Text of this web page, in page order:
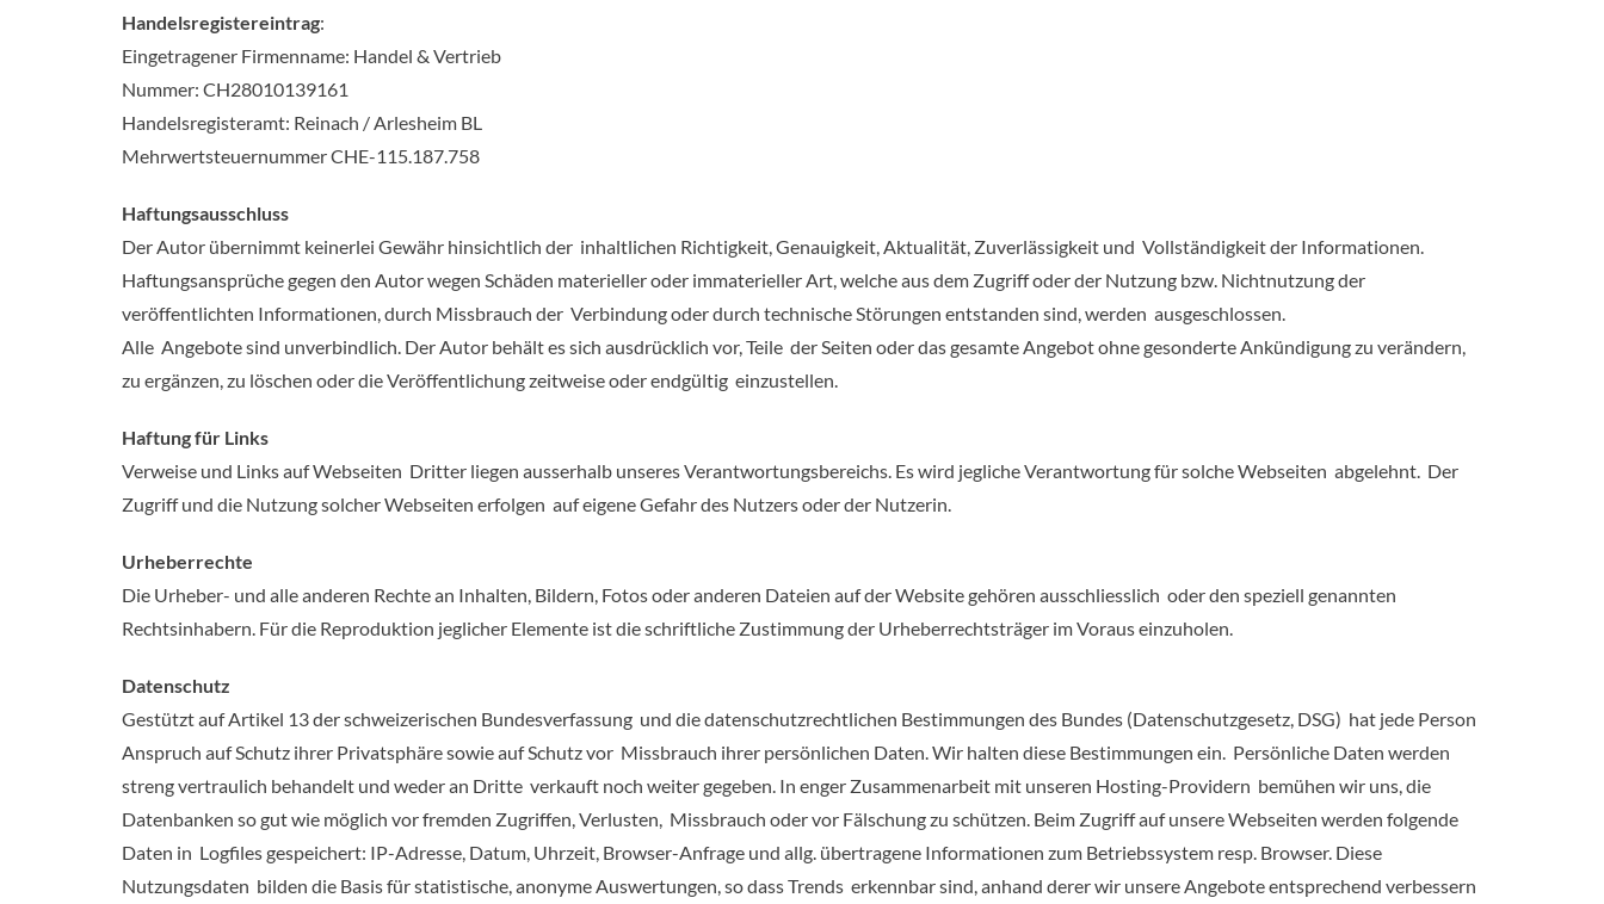
Handelsregistereintrag:
Eingetragener Firmenname: Handel & Vertrieb
Nummer: CH28010139161
Handelsregisteramt: Reinach / Arlesheim BL
Mehrwertsteuernummer CHE-115.187.758
Haftungsausschluss
Der Autor übernimmt keinerlei Gewähr hinsichtlich der inhaltlichen Richtigkeit, Genauigkeit, Aktualität, Zuverlässigkeit und Vollständigkeit der Informationen.
Haftungsansprüche gegen den Autor wegen Schäden materieller oder immaterieller Art, welche aus dem Zugriff oder der Nutzung bzw. Nichtnutzung der
veröffentlichten Informationen, durch Missbrauch der Verbindung oder durch technische Störungen entstanden sind, werden ausgeschlossen.
Alle Angebote sind unverbindlich. Der Autor behält es sich ausdrücklich vor, Teile der Seiten oder das gesamte Angebot ohne gesonderte Ankündigung zu verändern,
zu ergänzen, zu löschen oder die Veröffentlichung zeitweise oder endgültig einzustellen.
Haftung für Links
Verweise und Links auf Webseiten Dritter liegen ausserhalb unseres Verantwortungsbereichs. Es wird jegliche Verantwortung für solche Webseiten abgelehnt. Der
Zugriff und die Nutzung solcher Webseiten erfolgen auf eigene Gefahr des Nutzers oder der Nutzerin.
Urheberrechte
Die Urheber- und alle anderen Rechte an Inhalten, Bildern, Fotos oder anderen Dateien auf der Website gehören ausschliesslich oder den speziell genannten
Rechtsinhabern. Für die Reproduktion jeglicher Elemente ist die schriftliche Zustimmung der Urheberrechtsträger im Voraus einzuholen.
Datenschutz
Gestützt auf Artikel 13 der schweizerischen Bundesverfassung und die datenschutzrechtlichen Bestimmungen des Bundes (Datenschutzgesetz, DSG) hat jede Person
Anspruch auf Schutz ihrer Privatsphäre sowie auf Schutz vor Missbrauch ihrer persönlichen Daten. Wir halten diese Bestimmungen ein. Persönliche Daten werden
streng vertraulich behandelt und weder an Dritte verkauft noch weiter gegeben. In enger Zusammenarbeit mit unseren Hosting-Providern bemühen wir uns, die
Datenbanken so gut wie möglich vor fremden Zugriffen, Verlusten, Missbrauch oder vor Fälschung zu schützen. Beim Zugriff auf unsere Webseiten werden folgende
Daten in Logfiles gespeichert: IP-Adresse, Datum, Uhrzeit, Browser-Anfrage und allg. übertragene Informationen zum Betriebssystem resp. Browser. Diese
Nutzungsdaten bilden die Basis für statistische, anonyme Auswertungen, so dass Trends erkennbar sind, anhand derer wir unsere Angebote entsprechend verbessern